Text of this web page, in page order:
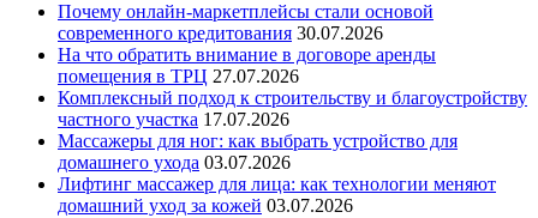
Почему онлайн-маркетплейсы стали основой
современного кредитования 30.07.2026
На что обратить внимание в договоре аренды
помещения в ТРЦ 27.07.2026
Комплексный подход к строительству и благоустройству
частного участка 17.07.2026
Массажеры для ног: как выбрать устройство для
домашнего ухода 03.07.2026
Лифтинг массажер для лица: как технологии меняют
домашний уход за кожей 03.07.2026